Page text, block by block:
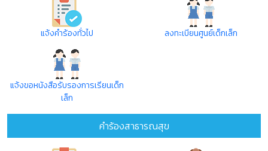
แจ้งคำร้องทั่วไป ลงทะเบียนศูนย์เด็กเล็ก
แจ้งขอหนังสือรับรองการเรียนเด็ก
เล็ก
คำร้องสาธารณสุข